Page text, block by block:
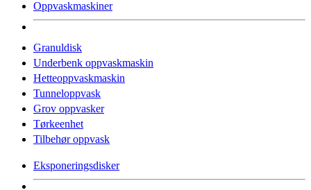
Oppvaskmaskiner
Granuldisk
Underbenk oppvaskmaskin
Hetteoppvaskmaskin
Tunneloppvask
Grov oppvasker
Tørkeenhet
Tilbehør oppvask
Eksponeringsdisker